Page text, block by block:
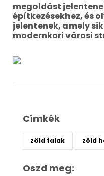
megoldást
építkezésekhez, és
jelentenek, amely
modernkori városi
Címkék
zöld falak zöld
Oszd meg: